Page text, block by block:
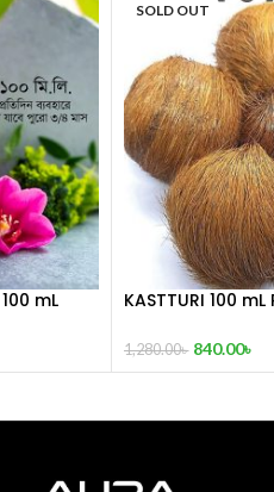
mL
SOLD OUT
KASTTURI 100
1,280.00৳ 840.00৳